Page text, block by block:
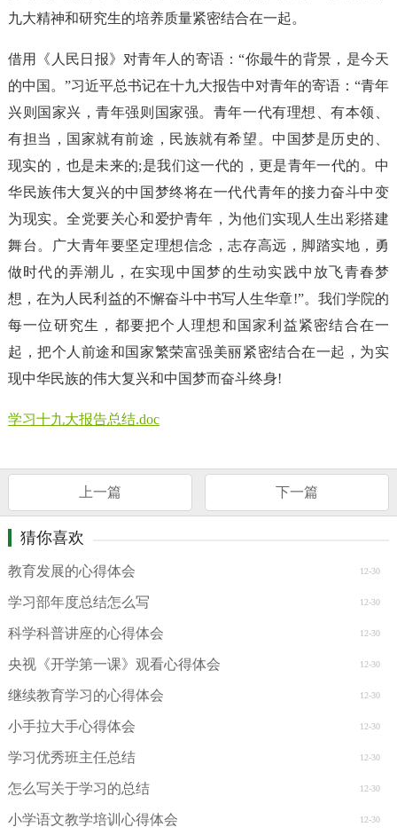
九大精神和研究生的培养质量紧密结合在一起。
借用《人民日报》对青年人的寄语：“你最牛的背景，是今天
的中国。”习近平总书记在十九大报告中对青年的寄语：“青年
兴则国家兴，青年强则国家强。青年一代有理想、有本领、
有担当，国家就有前途，民族就有希望。中国梦是历史的、
现实的，也是未来的;是我们这一代的，更是青年一代的。中
华民族伟大复兴的中国梦终将在一代代青年的接力奋斗中变
为现实。全党要关心和爱护青年，为他们实现人生出彩搭建
舞台。广大青年要坚定理想信念，志存高远，脚踏实地，勇
做时代的弄潮儿，在实现中国梦的生动实践中放飞青春梦
想，在为人民利益的不懈奋斗中书写人生华章!”。我们学院的
每一位研究生，都要把个人理想和国家利益紧密结合在一
起，把个人前途和国家繁荣富强美丽紧密结合在一起，为实
现中华民族的伟大复兴和中国梦而奋斗终身!
学习十九大报告总结.doc
上一篇 下一篇
猜你喜欢
12-30
教育发展的心得体会
12-30
学习部年度总结怎么写
12-30
科学科普讲座的心得体会
12-30
央视《开学第一课》观看心得体会
12-30
继续教育学习的心得体会
12-30
小手拉大手心得体会
12-30
学习优秀班主任总结
12-30
怎么写关于学习的总结
12-30
小学语文教学培训心得体会